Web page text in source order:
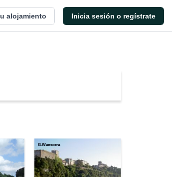
alojamiento Inicia sesión o regístrate
G.Wansorra